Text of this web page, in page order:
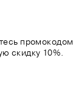
промокодом
скидку 10%.